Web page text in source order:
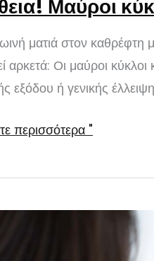
Μαύροι
ματιά στον καθρέφτη
αρκετά: Οι μαύροι
εξόδου ή γενικής
περισσότερα "